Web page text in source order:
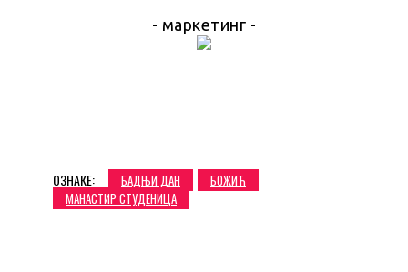
- маркетинг -
ОЗНАКЕ: БАДЊИ ДАН
БОЖИЋ
МАНАСТИР СТУДЕНИЦА